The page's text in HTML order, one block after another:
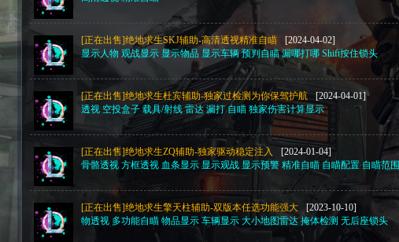
[正在出售]绝地求生SKJ辅助-高清透视精准自瞄
[2024-04-02]
显示人物 观战显示 显示物品 显示车辆 预判自瞄 漏哪打哪 Shift按住锁头
[正在出售]绝地求生杜宾辅助-独家过检测为你保驾护航
[2024-04-01]
透视 空投盒子 载具/射线 雷达 漏打 自瞄 独家伤害计算显示
[正在出售]绝地求生ZQ辅助-独家驱动稳定注入
[2024-01-04]
骨骼透视 方框透视 血条显示 显示观战 显示预警 精准自瞄 自瞄配置 自瞄范围
[正在出售]绝地求生擎天柱辅助-双版本任选功能强大
[2023-10-10]
物透视 多功能自瞄 物品显示 车辆显示 大小地图雷达 掩体检测 无后座锁头